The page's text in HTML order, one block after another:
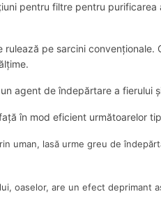
pentru filtre pentru
pe sarcini convenționale.
agent de îndepărtare a fierului
în mod eficient următoarelor
uman, lasă urme greu de
oaselor, are un efect deprimant